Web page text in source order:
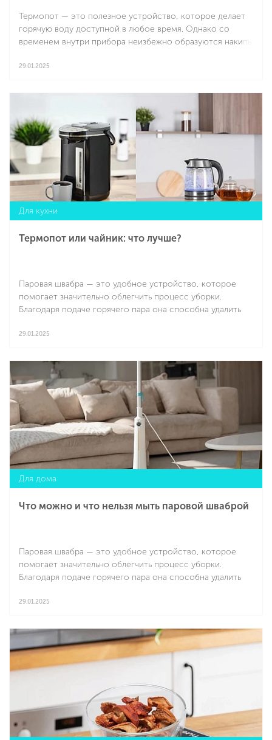
Термопот — это полезное устройство, которое делает
горячую воду доступной в любое время. Однако со
временем внутри прибора неизбежно образуются накипь
знать, как почистить термопот в домашних условиях,
долговечность.
29.01.2025
Подробнее
Для кухни
Термопот или чайник: что лучше?
Паровая швабра — это удобное устройство, которое
помогает значительно облегчить процесс уборки.
Благодаря подаче горячего пара она способна удалить
и микробов без применения химических средств. Но что
29.01.2025
Подробнее
Для дома
Что можно и что нельзя мыть паровой шваброй
Паровая швабра — это удобное устройство, которое
помогает значительно облегчить процесс уборки.
Благодаря подаче горячего пара она способна удалить
и микробов без применения химических средств. Но что
29.01.2025
Подробнее